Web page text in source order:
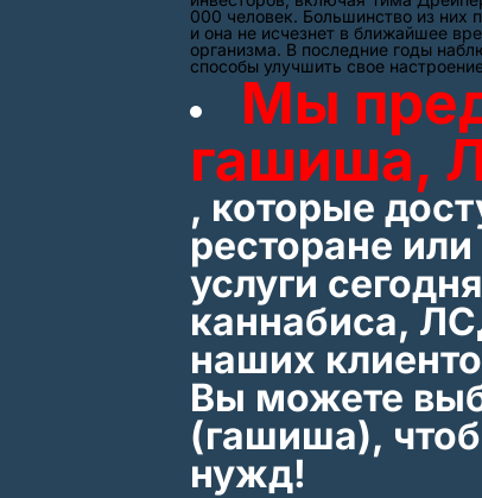
000 человек. Большинство из них
и она не исчезнет в ближайшее
организма. В последние годы
способы улучшить свое
Мы
гашиша,
, которые
ресторане
услуги
каннабиса,
наших
Вы можете
(гашиша),
нужд!